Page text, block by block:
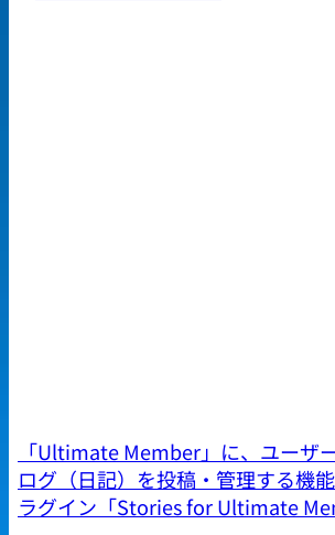
「Ultimate Member」に、ユーザ
ログ（日記）を投稿・管理する機
ラグイン「Stories for Ultimate